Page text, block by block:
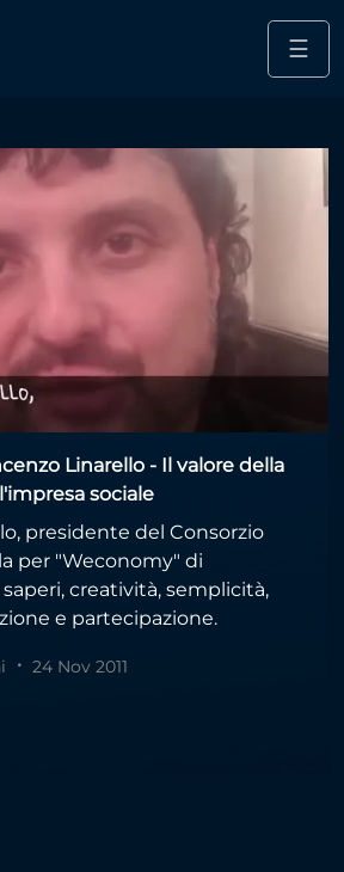
☰
Linarello - Il valore della
sociale
presidente del Consorzio
per "Weconomy" di
creatività, semplicità,
e partecipazione.
24 Nov 2011